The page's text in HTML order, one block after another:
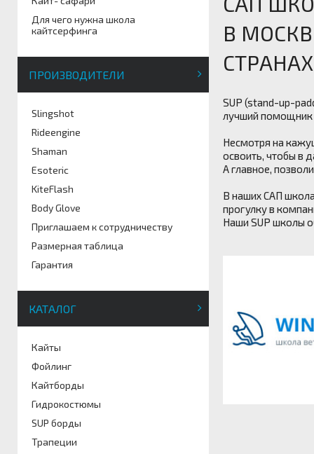
Для чего нужна школа
кайтсерфинга
ПРОИЗВОДИТЕЛИ
Slingshot
Rideengine
Shaman
Esoteric
KiteFlash
Body Glove
Приглашаем к сотрудничеству
Размерная таблица
Гарантия
КАТАЛОГ
Кайты
Фойлинг
Кайтборды
Гидрокостюмы
SUP борды
Трапеции
В
СТРАНАХ
SUP (stand-up-
лучший помощник
Несмотря на
освоить, чтобы в
А главное,
В наших САП
прогулку в
Наши SUP школы